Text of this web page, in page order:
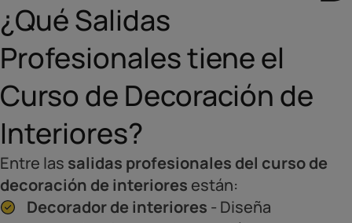
¿Qué Salidas
Profesionales tiene el
Curso de Decoración de
Interiores?
Entre las salidas profesionales del curso de
decoración de interiores están:
Decorador de interiores - Diseña